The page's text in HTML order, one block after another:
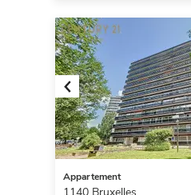
Previous
Appartement